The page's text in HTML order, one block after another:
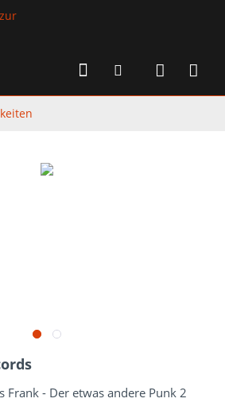
Frank - Der etwas andere Punk 2